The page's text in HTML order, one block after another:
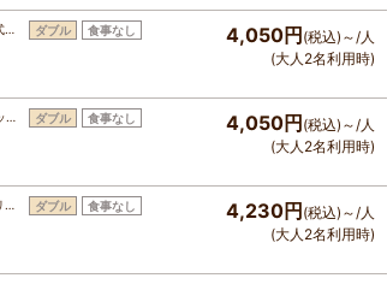
… ダブル 食事なし 4,050円 (税込)～/人
(大人2名利用時)
… ダブル 食事なし 4,050円 (税込)～/人
(大人2名利用時)
… ダブル 食事なし 4,230円 (税込)～/人
(大人2名利用時)